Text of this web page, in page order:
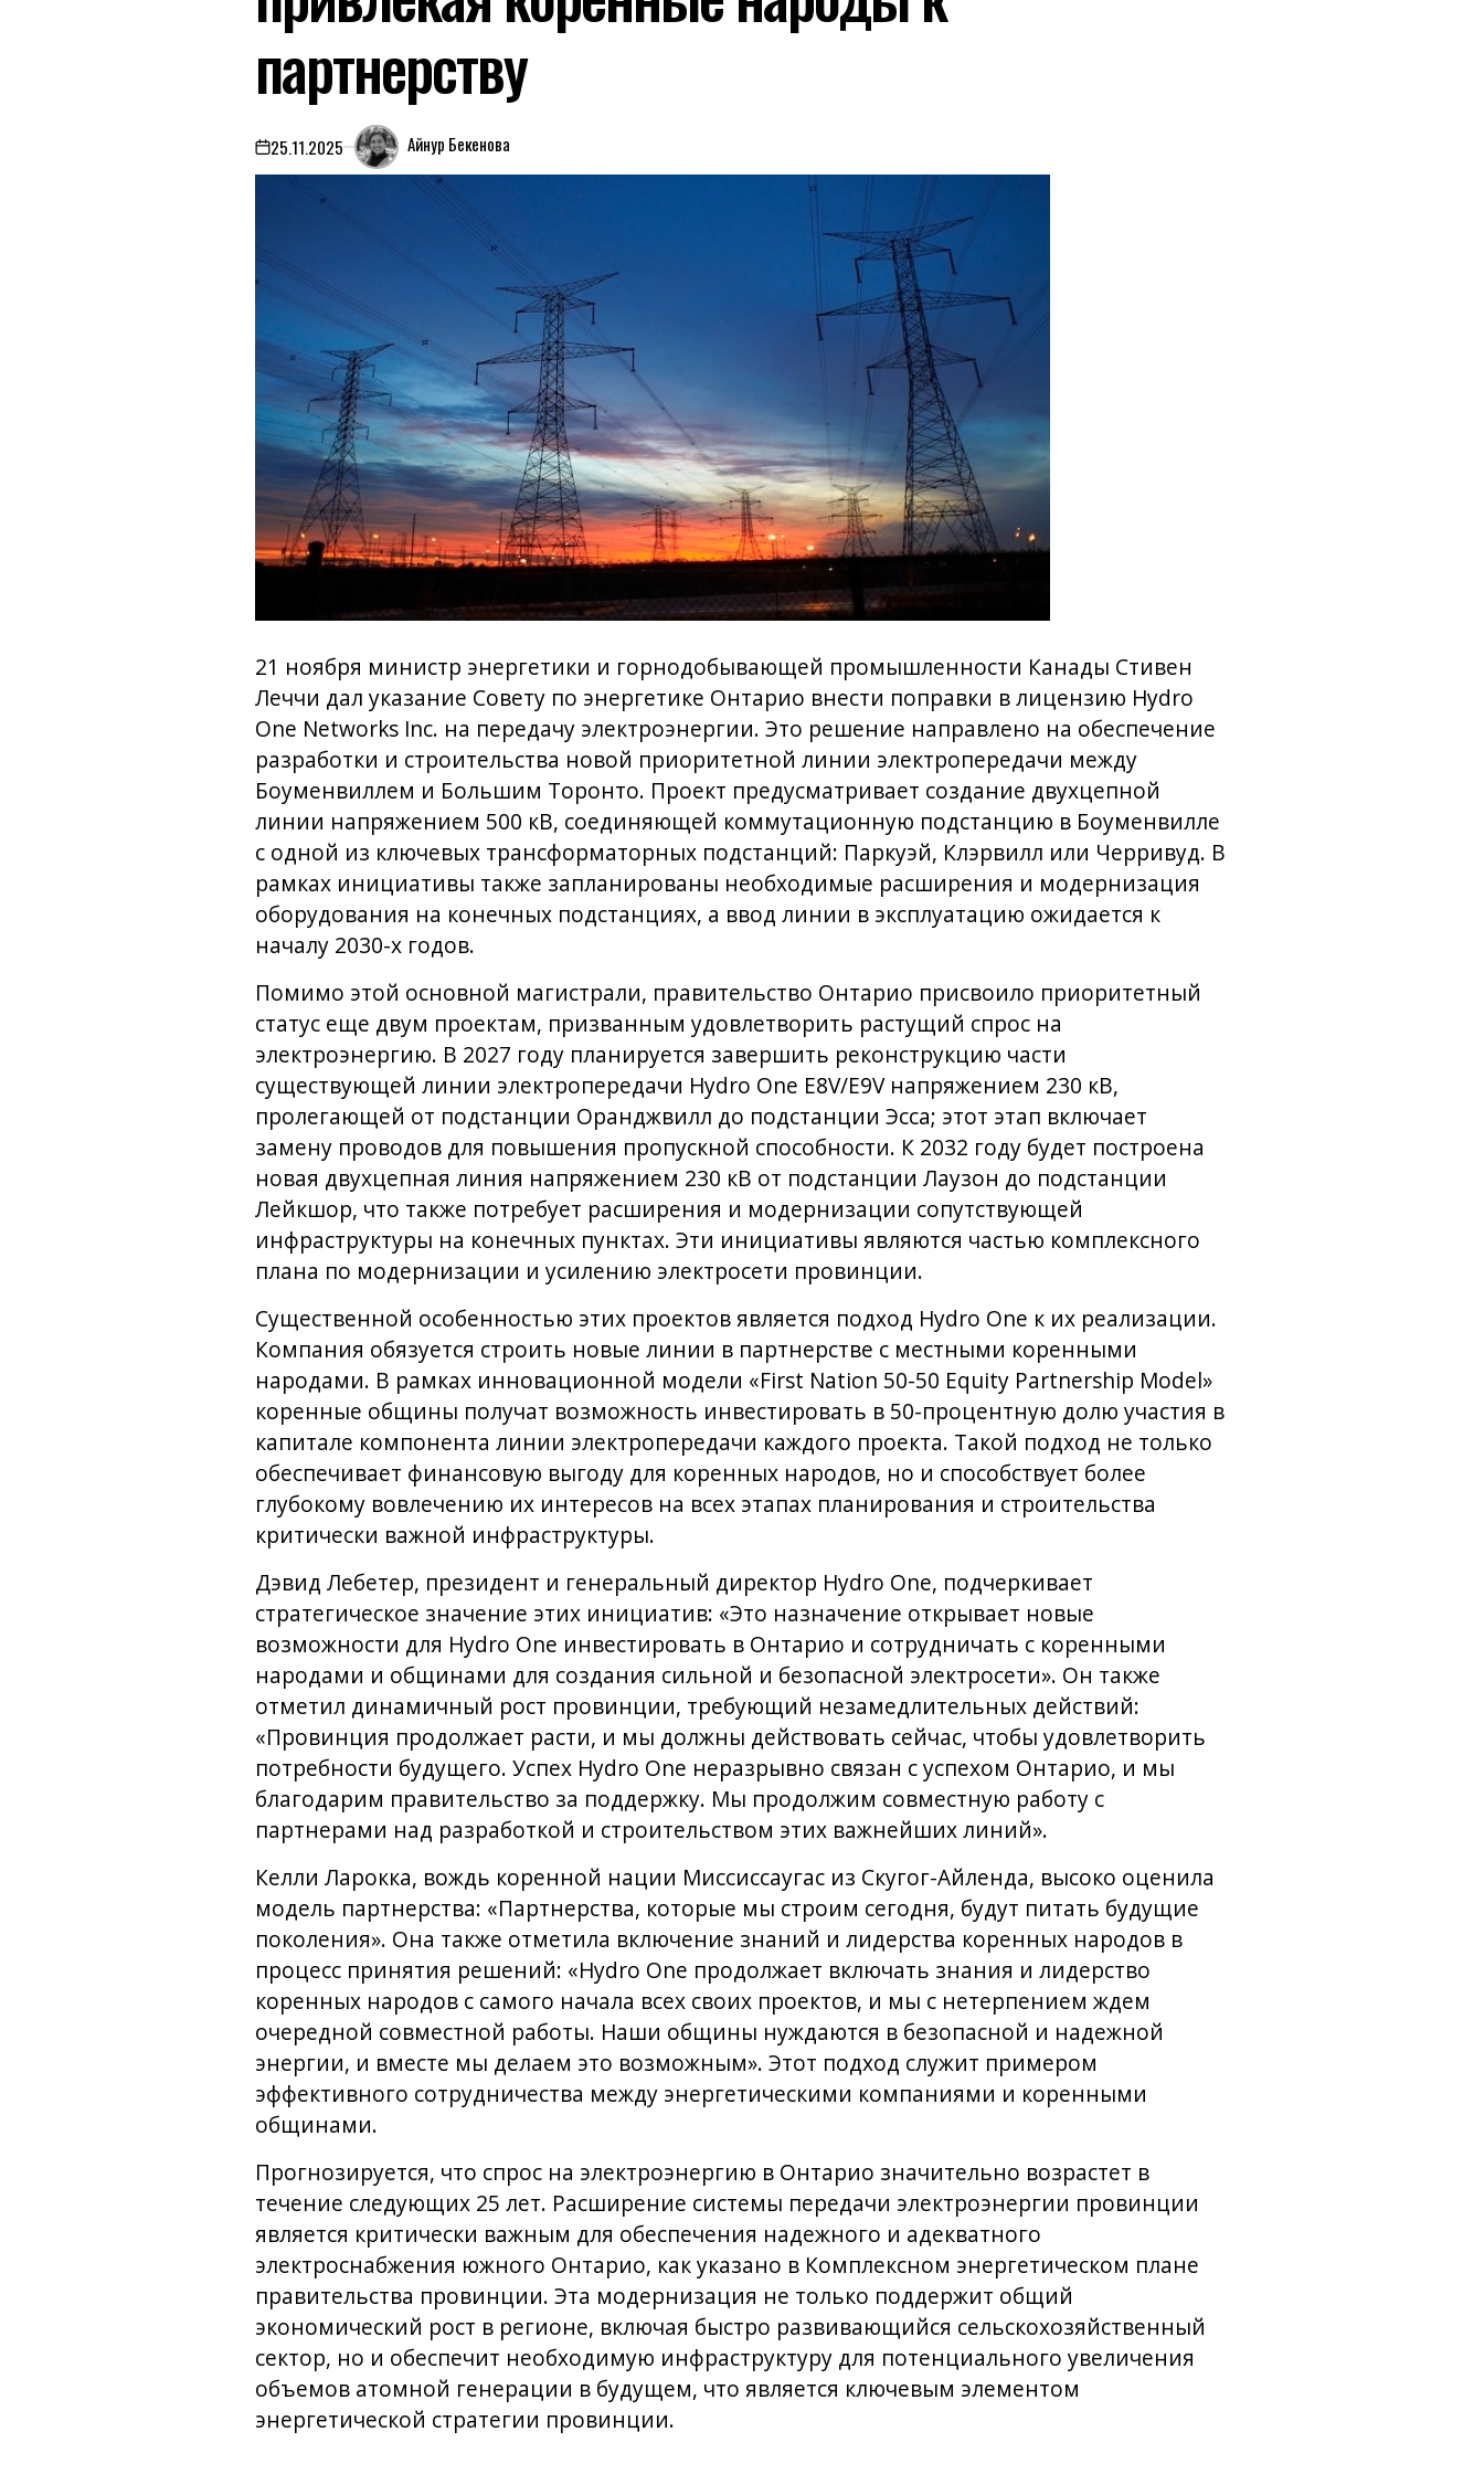
партнерству
on25.11.2025 Айнур Бекенова
21 ноября министр энергетики и горнодобывающей промышленности Канады Стивен
Леччи дал указание Совету по энергетике Онтарио внести поправки в лицензию Hydro
One Networks Inc. на передачу электроэнергии. Это решение направлено на обеспечение
разработки и строительства новой приоритетной линии электропередачи между
Боуменвиллем и Большим Торонто. Проект предусматривает создание двухцепной
линии напряжением 500 кВ, соединяющей коммутационную подстанцию в Боуменвилле
с одной из ключевых трансформаторных подстанций: Паркуэй, Клэрвилл или Черривуд. В
рамках инициативы также запланированы необходимые расширения и модернизация
оборудования на конечных подстанциях, а ввод линии в эксплуатацию ожидается к
началу 2030-х годов.
Помимо этой основной магистрали, правительство Онтарио присвоило приоритетный
статус еще двум проектам, призванным удовлетворить растущий спрос на
электроэнергию. В 2027 году планируется завершить реконструкцию части
существующей линии электропередачи Hydro One E8V/E9V напряжением 230 кВ,
пролегающей от подстанции Оранджвилл до подстанции Эсса; этот этап включает
замену проводов для повышения пропускной способности. К 2032 году будет построена
новая двухцепная линия напряжением 230 кВ от подстанции Лаузон до подстанции
Лейкшор, что также потребует расширения и модернизации сопутствующей
инфраструктуры на конечных пунктах. Эти инициативы являются частью комплексного
плана по модернизации и усилению электросети провинции.
Существенной особенностью этих проектов является подход Hydro One к их реализации.
Компания обязуется строить новые линии в партнерстве с местными коренными
народами. В рамках инновационной модели «First Nation 50-50 Equity Partnership Model»
коренные общины получат возможность инвестировать в 50-процентную долю участия в
капитале компонента линии электропередачи каждого проекта. Такой подход не только
обеспечивает финансовую выгоду для коренных народов, но и способствует более
глубокому вовлечению их интересов на всех этапах планирования и строительства
критически важной инфраструктуры.
Дэвид Лебетер, президент и генеральный директор Hydro One, подчеркивает
стратегическое значение этих инициатив: «Это назначение открывает новые
возможности для Hydro One инвестировать в Онтарио и сотрудничать с коренными
народами и общинами для создания сильной и безопасной электросети». Он также
отметил динамичный рост провинции, требующий незамедлительных действий:
«Провинция продолжает расти, и мы должны действовать сейчас, чтобы удовлетворить
потребности будущего. Успех Hydro One неразрывно связан с успехом Онтарио, и мы
благодарим правительство за поддержку. Мы продолжим совместную работу с
партнерами над разработкой и строительством этих важнейших линий».
Келли Ларокка, вождь коренной нации Миссиссаугас из Скугог-Айленда, высоко оценила
модель партнерства: «Партнерства, которые мы строим сегодня, будут питать будущие
поколения». Она также отметила включение знаний и лидерства коренных народов в
процесс принятия решений: «Hydro One продолжает включать знания и лидерство
коренных народов с самого начала всех своих проектов, и мы с нетерпением ждем
очередной совместной работы. Наши общины нуждаются в безопасной и надежной
энергии, и вместе мы делаем это возможным». Этот подход служит примером
эффективного сотрудничества между энергетическими компаниями и коренными
общинами.
Прогнозируется, что спрос на электроэнергию в Онтарио значительно возрастет в
течение следующих 25 лет. Расширение системы передачи электроэнергии провинции
является критически важным для обеспечения надежного и адекватного
электроснабжения южного Онтарио, как указано в Комплексном энергетическом плане
правительства провинции. Эта модернизация не только поддержит общий
экономический рост в регионе, включая быстро развивающийся сельскохозяйственный
сектор, но и обеспечит необходимую инфраструктуру для потенциального увеличения
объемов атомной генерации в будущем, что является ключевым элементом
энергетической стратегии провинции.